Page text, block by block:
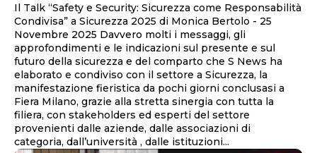
Il Talk “Safety e Security: Sicurezza come Responsabilità
Condivisa” a Sicurezza 2025 di Monica Bertolo - 25
Novembre 2025 Davvero molti i messaggi, gli
approfondimenti e le indicazioni sul presente e sul
futuro della sicurezza e del comparto che S News ha
elaborato e condiviso con il settore a Sicurezza, la
manifestazione fieristica da pochi giorni conclusasi a
Fiera Milano, grazie alla stretta sinergia con tutta la
filiera, con stakeholders ed esperti del settore
provenienti dalle aziende, dalle associazioni di
categoria, dall’università , dalle istituzioni...